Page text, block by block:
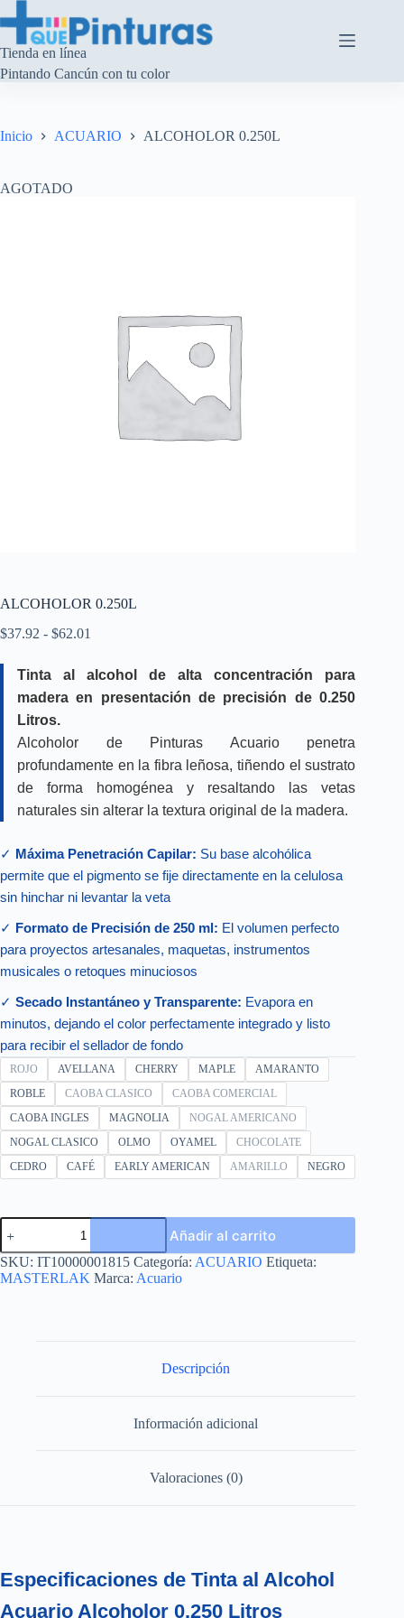
al
contenido
Tienda en línea
Pintando Cancún con tu color
Inicio ACUARIO ALCOHOLOR 0.250L
AGOTADO
ALCOHOLOR 0.250L
$37.92 - $62.01
desde
$37.92
Tinta al alcohol de alta concentración para
madera en presentación de precisión de 0.250
Litros.
Alcoholor de Pinturas Acuario penetra
profundamente en la fibra leñosa, tiñendo el sustrato
de forma homogénea y resaltando las vetas
naturales sin alterar la textura original de la madera.
✓ Máxima Penetración Capilar: Su base alcohólica
permite que el pigmento se fije directamente en la celulosa
sin hinchar ni levantar la veta
✓ Formato de Precisión de 250 ml: El volumen perfecto
para proyectos artesanales, maquetas, instrumentos
musicales o retoques minuciosos
✓ Secado Instantáneo y Transparente: Evapora en
minutos, dejando el color perfectamente integrado y listo
para recibir el sellador de fondo
ROJO AVELLANA CHERRY MAPLE
AMARANTO
ROBLE
CAOBA CLASICO
CAOBA COMERCIAL
CAOBA INGLES
MAGNOLIA
NOGAL AMERICANO
NOGAL CLASICO
OLMO OYAMEL
CHOCOLATE
CEDRO
CAFÉ EARLY AMERICAN AMARILLO NEGRO
ALCOHOLOR
0.250L
cantidad
Añadir al carrito
SKU: IT10000001815 Categoría: ACUARIO Etiqueta:
MASTERLAK Marca: Acuario
Descripción
Información adicional
Valoraciones (0)
Especificaciones de Tinta al Alcohol
Acuario Alcoholor 0.250 Litros